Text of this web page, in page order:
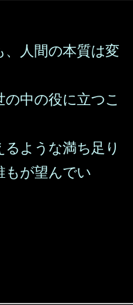
、人間の本質は変
の中の役に立つこ
ような満ち足り
もが望んでい